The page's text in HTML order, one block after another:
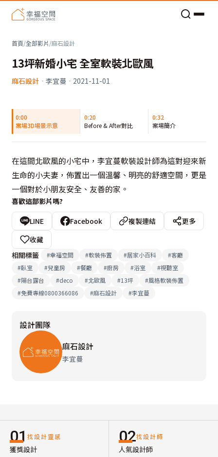
首頁/全部影片/麻石設計
13坪新婚小宅 全室軟裝北歐風
麻石設計 · 李宜蔓 · 2021-11-01
0:00
案場3D場景示意
0:20
Before & After對比
0:32
案場簡介
在這間北歐風的小宅中，李宜蔓軟裝設計師為這對迎來新
生命的小夫妻，佈置出一個溫馨、明亮的舒適空間，更是
一個對於小朋友安全、友善的家。
喜歡這部影片嗎?
LINE Facebook 複製連結
更多
收藏
相關標籤
#幸福空間 #軟裝佈置 #居家小百科 #客廳
#臥室 #兒童房 #餐廳 #廚房 #浴室 #視聽室
#陽台露台 #deco #北歐風 #13坪 #風格軟裝佈置
#免費專線0800366086 #麻石設計 #李宜蔓
設計團隊
麻石設計
李宜蔓
01 找設計靈感
獲獎設計
02找設計師
人氣設計師